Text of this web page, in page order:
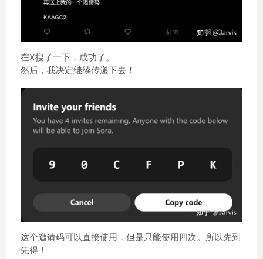
在X搜了一下，成功了。
然后，我决定继续传递下去！
这个邀请码可以直接使用，但是只能使用四次。所以先到
先得！